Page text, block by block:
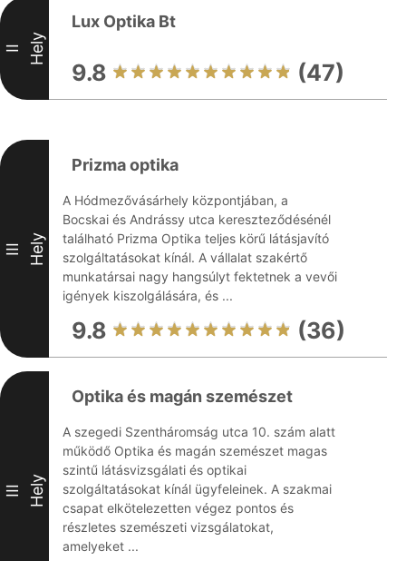
II Hely
Lux Optika Bt
9.8 (47)
III Hely
Prizma optika
A Hódmezővásárhely központjában, a
Bocskai és Andrássy utca kereszteződésénél
található Prizma Optika teljes körű látásjavító
szolgáltatásokat kínál. A vállalat szakértő
munkatársai nagy hangsúlyt fektetnek a vevői
igények kiszolgálására, és ...
9.8 (36)
III Hely
Optika és magán szemészet
A szegedi Szentháromság utca 10. szám alatt
működő Optika és magán szemészet magas
szintű látásvizsgálati és optikai
szolgáltatásokat kínál ügyfeleinek. A szakmai
csapat elkötelezetten végez pontos és
részletes szemészeti vizsgálatokat,
amelyeket ...